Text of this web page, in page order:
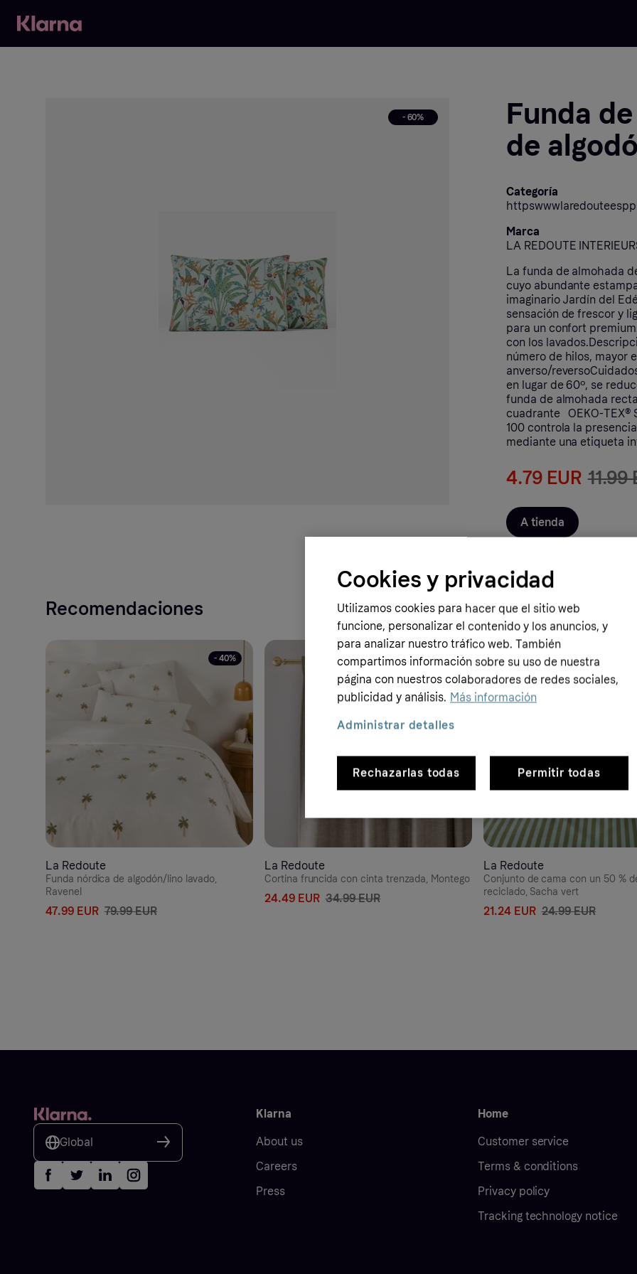
- 60%
Funda
de
Categoría
Marca
LA REDOUTE
La funda de almohada
cuyo abundante
imaginario Jardín del
sensación de frescor y
para un confort
con los
número de hilos,
anverso/
en lugar de 60º, se
funda de almohada
cuadrante OEKO-TEX®
100 controla la
mediante una etiqueta
4.79 EUR 11.99
A tienda
Recomendaciones
- 40%
La Redoute
Funda nórdica de algodón/lino lavado,
Ravenel
47.99 EUR 79.99 EUR
- 30%
La Redoute
Cortina fruncida con cinta trenzada, Montego
24.49 EUR 34.99 EUR
La Redoute
Conjunto de cama con un 50 %
reciclado, Sacha vert
21.24 EUR 24.99 EUR
Global
Klarna
About us
Careers
Press
Home
Customer service
Terms & conditions
Privacy policy
Tracking technology notice
Cookies y privacidad
Utilizamos cookies para hacer que el sitio web
funcione, personalizar el contenido y los anuncios, y
para analizar nuestro tráfico web. También
compartimos información sobre su uso de nuestra
página con nuestros colaboradores de redes sociales,
publicidad y análisis. Más información
Rechazarlas todas Permitir todas
Administrar detalles